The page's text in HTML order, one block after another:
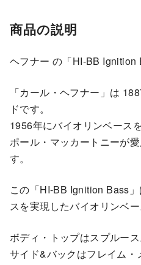
商品の説明
ヘフナー の「HI-BB Ignition
「カール・ヘフナー」は
ドです。
1956年にバイオリンベース
ポール・マッカートニーが
す。
この「HI-BB Ignition Bass
スを実現したバイオリンベー
ボディ・トップはスプルース
サイド&バックはフレイム・